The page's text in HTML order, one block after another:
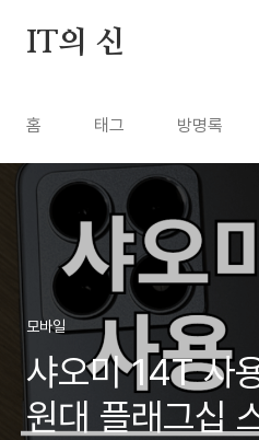
IT의 신
홈 태그 방명록
모바일
샤오미 14T 사
원대 플래그십